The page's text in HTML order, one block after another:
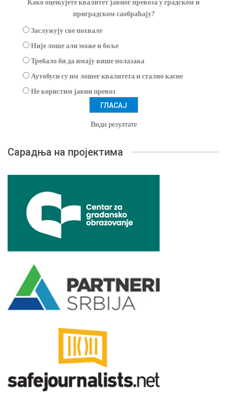
Како оцењујете квалитет јавног превоза у градском и
приградском саобраћају?
Заслужују све похвале
Није лоше али може и боље
Требало би да имају више полазака
Аутобуси су им лошег квалитета и стално касне
Не користим јавни превоз
Види резултате
Сарадња на пројектима